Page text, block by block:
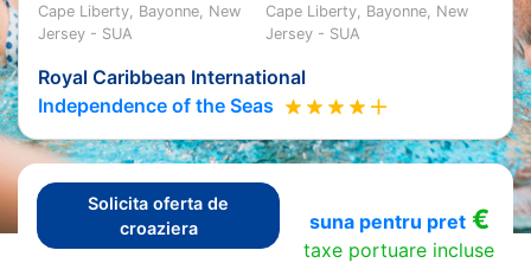
Cape Liberty, Bayonne, New
Jersey - SUA
Cape Liberty, Bayonne, New
Jersey - SUA
Royal Caribbean International
Independence of the Seas
Solicita oferta de
croaziera
suna pentru pret€
taxe portuare incluse